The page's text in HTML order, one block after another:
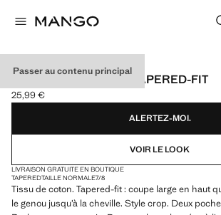
Passer au contenu principal
JEAN BEN CROPPED TAPERED-FIT
Prix actuel [25,99 € ]
25,99 €
Choisissez une couleur
ALERTEZ-MOI.
VOIR LE LOOK
LIVRAISON GRATUITE EN BOUTIQUE
TAPEREDTAILLE NORMALE7/8
Tissu de coton. Tapered-fit : coupe large en haut
le genou jusqu’à la cheville. Style crop. Deux